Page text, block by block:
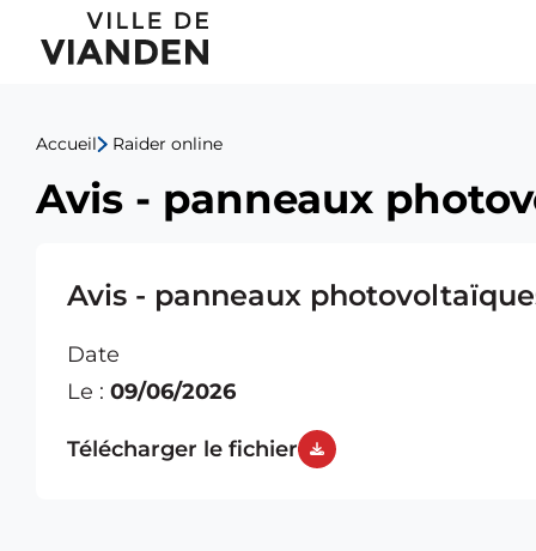
Avis
panneaux
photovoltaïques
43,
rue
Neugarten
Menu
navigation
principal
Accueil Raider online
Avis - panneaux
Avis - panneaux
Date
Le : 09/06/2026
Télécharger le fichier